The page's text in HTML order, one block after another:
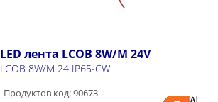
LED лента LCOB 8W/M 24V
LCOB 8W/M 24 IP65-CW
Продуктов код: 90673